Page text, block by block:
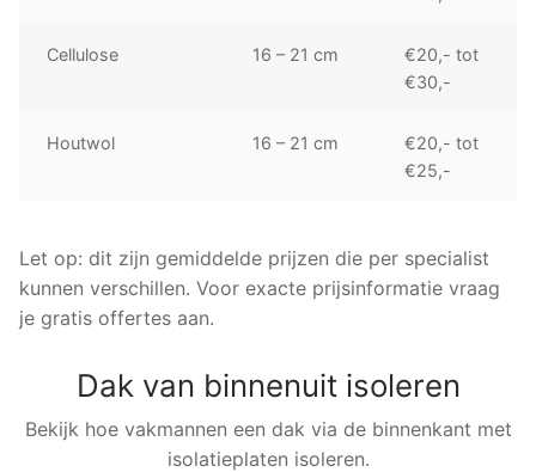
Cellulose 16 – 21 cm
€20,- tot
€30,-
Houtwol 16 – 21 cm
€20,- tot
€25,-
Let op: dit zijn gemiddelde prijzen die per specialist
kunnen verschillen. Voor exacte prijsinformatie vraag
je gratis offertes aan.
Dak van binnenuit isoleren
Bekijk hoe vakmannen een dak via de binnenkant met
isolatieplaten isoleren.